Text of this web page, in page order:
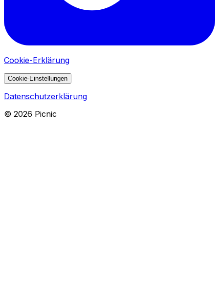
Cookie-Erklärung
Cookie-Einstellungen
Datenschutzerklärung
© 2026 Picnic